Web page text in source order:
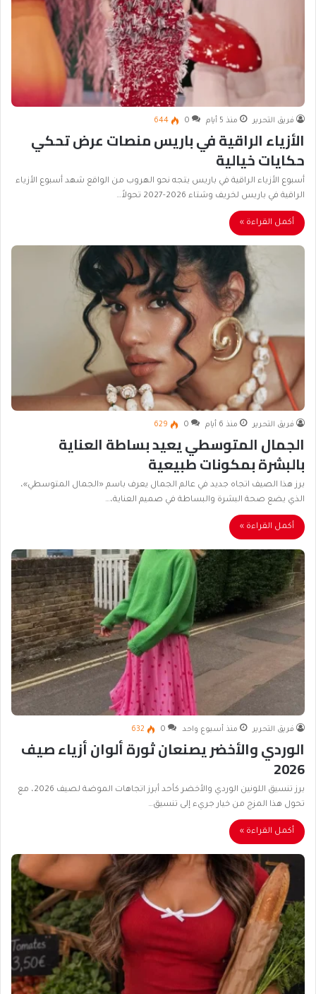
فريق التحرير منذ 5 أيام 0
644
الأزياء الراقية في باريس منصات عرض تحكي
حكايات خيالية
أسبوع الأزياء الراقية في باريس يتجه نحو الهروب من الواقع شهد أسبوع الأزياء
الراقية في باريس لخريف وشتاء 2026-2027 تحولاً…
أكمل القراءة »
فريق التحرير منذ 6 أيام 0
629
الجمال المتوسطي يعيد بساطة العناية
بالبشرة بمكونات طبيعية
برز هذا الصيف اتجاه جديد في عالم الجمال يعرف باسم «الجمال المتوسطي»،
الذي يضع صحة البشرة والبساطة في صميم العناية،…
أكمل القراءة »
فريق التحرير منذ أسبوع واحد 0
632
الوردي والأخضر يصنعان ثورة ألوان أزياء صيف
2026
برز تنسيق اللونين الوردي والأخضر كأحد أبرز اتجاهات الموضة لصيف 2026، مع
تحول هذا المزج من خيار جريء إلى تنسيق…
أكمل القراءة »